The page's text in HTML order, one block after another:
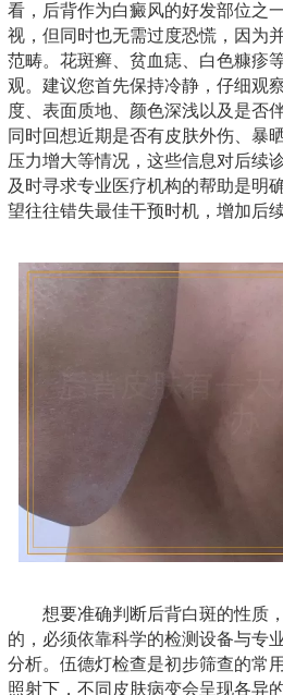
看，后背作为白癜风的好发部位之
视，但同时也无需过度恐慌，因为
范畴。花斑癣、贫血痣、白色糠疹
观。建议您首先保持冷静，仔细观
度、表面质地、颜色深浅以及是否
同时回想近期是否有皮肤外伤、暴
压力增大等情况，这些信息对后续
及时寻求专业医疗机构的帮助是明
望往往错失最佳干预时机，增加后
想要准确判断后背白斑的性质
的，必须依靠科学的检测设备与专
分析。伍德灯检查是初步筛查的常
照射下，不同皮肤病变会呈现各异